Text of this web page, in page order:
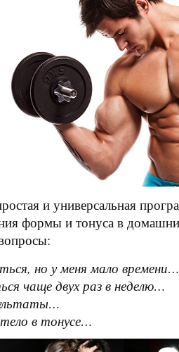
и универсальная
формы и тонуса в
но у меня мало времени…
чаще двух раз в неделю…
в тонусе…